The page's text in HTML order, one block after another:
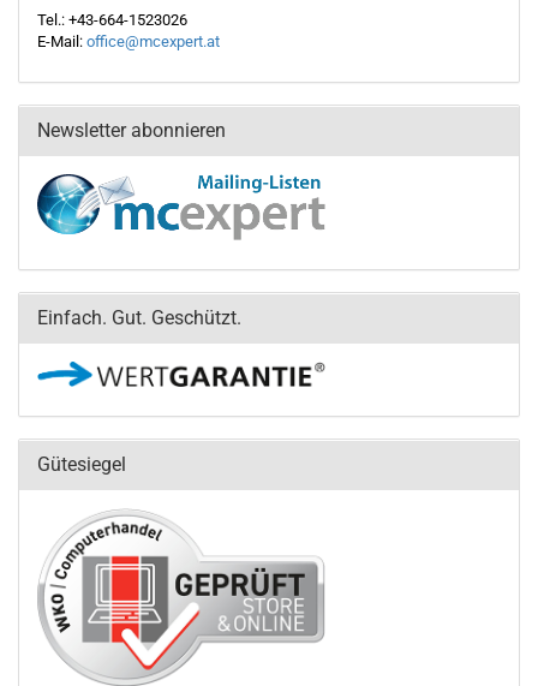
Tel.: +43-664-1523026
E-Mail: office@mcexpert.at
Newsletter abonnieren
Einfach. Gut. Geschützt.
Gütesiegel